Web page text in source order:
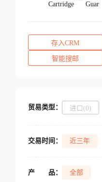
Cartridge
Guar
存入CRM
智能搜邮
贸易类型： 进口(0)
交易时间： 近三年
产 品： 全部